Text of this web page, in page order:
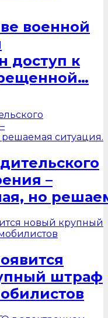
военной
доступ к
–
но
штраф